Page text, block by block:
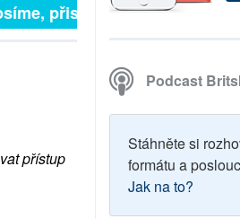
přispějte. ➥
přístup
Podcast
Stáhněte si
formátu a
Jak na to?